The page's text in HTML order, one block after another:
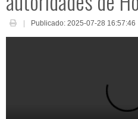
Publicado: 2025-07-28 16:57:46